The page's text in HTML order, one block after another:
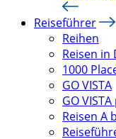
Reiseführer
Reihen
Reisen in
1000
GO VISTA
GO
Reisen A